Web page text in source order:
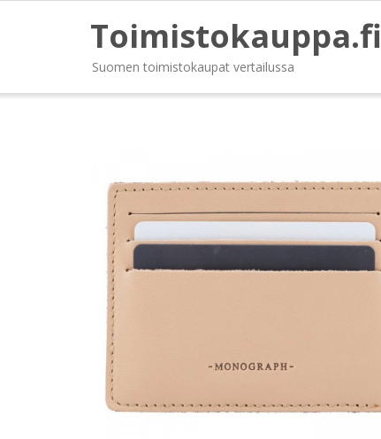
Toimistokauppa.fi
Suomen toimistokaupat vertailussa